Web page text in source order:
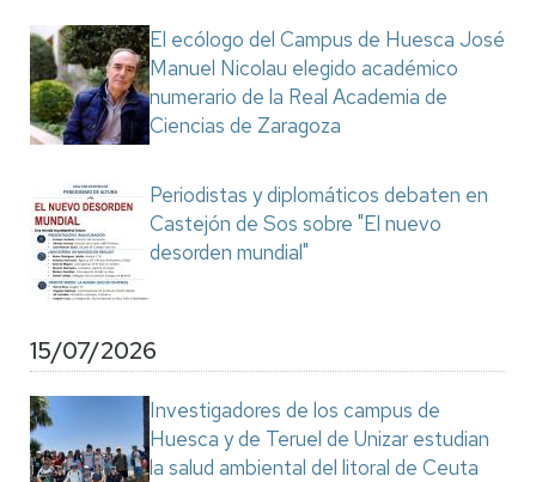
El ecólogo del Campus de Huesca José
Manuel Nicolau elegido académico
numerario de la Real Academia de
Ciencias de Zaragoza
Periodistas y diplomáticos debaten en
Castejón de Sos sobre "El nuevo
desorden mundial"
15/07/2026
Investigadores de los campus de
Huesca y de Teruel de Unizar estudian
la salud ambiental del litoral de Ceuta